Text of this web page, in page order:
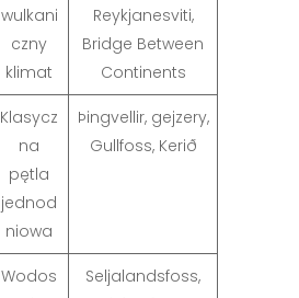
wulkani
czny
klimat
Reykjanesviti,
Bridge Between
Continents
Klasycz
na
pętla
jednod
niowa
Þingvellir, gejzery,
Gullfoss, Kerið
Wodos
Seljalandsfoss,